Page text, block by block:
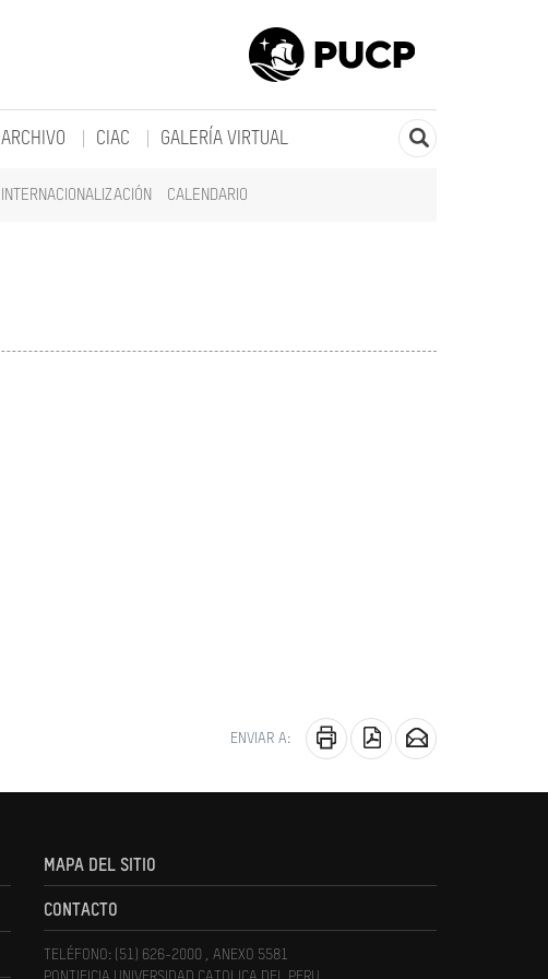
INTERNACIONALIZACIÓN CALENDARIO
ARCHIVO CIAC GALERÍA VIRTUAL
ENVIAR A:
MAPA DEL SITIO
CONTACTO
TELÉFONO: (51) 626-2000 , ANEXO 5581